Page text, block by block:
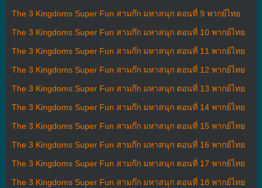
The 3 Kingdoms Super Fun สามก๊ก มหาสนุก ตอนที่ 9 พากย์ไทย
The 3 Kingdoms Super Fun สามก๊ก มหาสนุก ตอนที่ 10 พากย์ไทย
The 3 Kingdoms Super Fun สามก๊ก มหาสนุก ตอนที่ 11 พากย์ไทย
The 3 Kingdoms Super Fun สามก๊ก มหาสนุก ตอนที่ 12 พากย์ไทย
The 3 Kingdoms Super Fun สามก๊ก มหาสนุก ตอนที่ 13 พากย์ไทย
The 3 Kingdoms Super Fun สามก๊ก มหาสนุก ตอนที่ 14 พากย์ไทย
The 3 Kingdoms Super Fun สามก๊ก มหาสนุก ตอนที่ 15 พากย์ไทย
The 3 Kingdoms Super Fun สามก๊ก มหาสนุก ตอนที่ 16 พากย์ไทย
The 3 Kingdoms Super Fun สามก๊ก มหาสนุก ตอนที่ 17 พากย์ไทย
The 3 Kingdoms Super Fun สามก๊ก มหาสนุก ตอนที่ 18 พากย์ไทย